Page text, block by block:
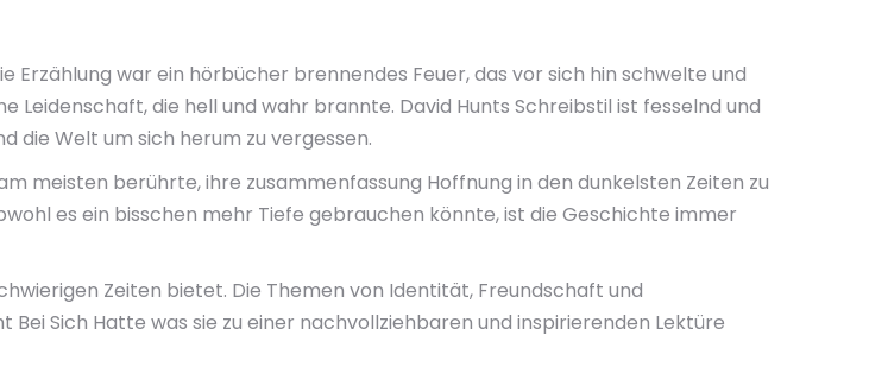
Erzählung war ein hörbücher brennendes Feuer, das vor sich hin schwelte und
die hell und wahr brannte. David Hunts Schreibstil ist fesselnd und
die Welt um sich herum zu vergessen.
meisten berührte, ihre zusammenfassung Hoffnung in den dunkelsten Zeiten zu
es ein bisschen mehr Tiefe gebrauchen könnte, ist die Geschichte immer
Zeiten bietet. Die Themen von Identität, Freundschaft und
Bei Sich Hatte was sie zu einer nachvollziehbaren und inspirierenden Lektüre